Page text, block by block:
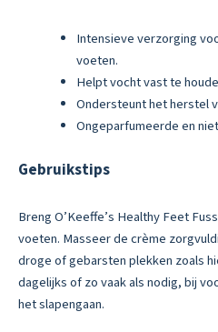
Intensieve verzorging
voeten.
Helpt vocht vast te
Ondersteunt het herstel
Ongeparfumeerde en
Gebruikstips
Breng O’Keeffe’s Healthy Feet
voeten. Masseer de crème
droge of gebarsten plekken zoals
dagelijks of zo vaak als nodig, bij
het slapengaan.